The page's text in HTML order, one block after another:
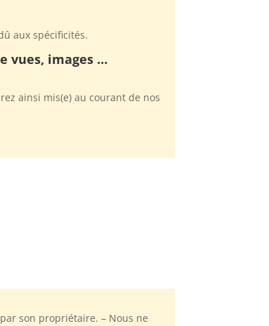
aux spécificités.
vues, images …
ainsi mis(e) au courant de nos
son propriétaire. – Nous ne